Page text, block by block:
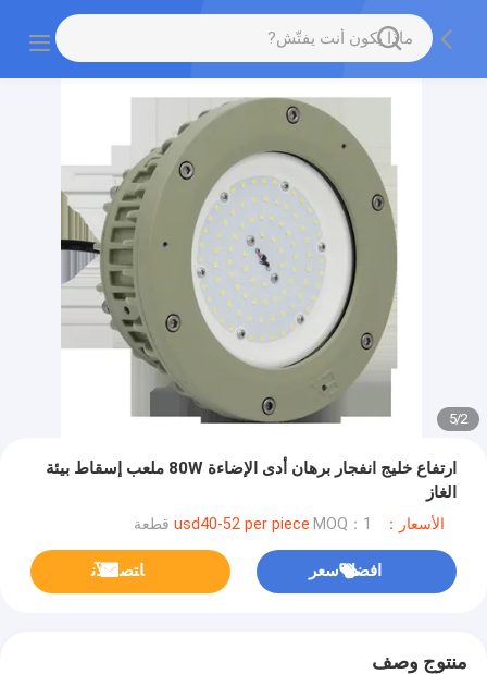
2
/
5
ارتفاع خليج انفجار برهان أدى الإضاءة 80W ملعب إسقاط بيئة
الغاز
الأسعار：usd40-52 per piece MOQ：1 قطعة
افضل سعر ﺎﺘﺼﻟ ﺍﻶﻧ
منتوج وصف